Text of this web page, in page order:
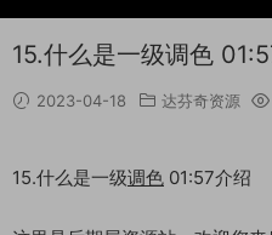
15.什么是一级调色
2023-04-18 达芬奇资源
15.什么是一级调色 01:57介绍